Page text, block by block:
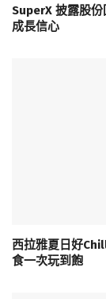
SuperX 披露股
成長信心
西拉雅夏日好
食一次玩到飽